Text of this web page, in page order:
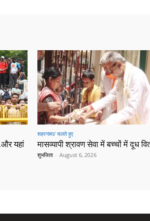
यहां
शहरनामा/ चलते हुए
मासव्यापी श्रावण सेवा में बच्चों में दूध
शुभजिता - August 6, 2026